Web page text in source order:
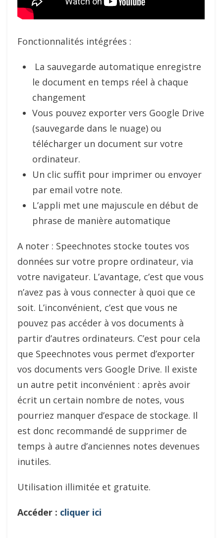
Fonctionnalités intégrées :
La sauvegarde automatique enregistre
le document en temps réel à chaque
changement
Vous pouvez exporter vers Google Drive
(sauvegarde dans le nuage) ou
télécharger un document sur votre
ordinateur.
Un clic suffit pour imprimer ou envoyer
par email votre note.
L’appli met une majuscule en début de
phrase de manière automatique
A noter : Speechnotes stocke toutes vos
données sur votre propre ordinateur, via
votre navigateur. L’avantage, c’est que vous
n’avez pas à vous connecter à quoi que ce
soit. L’inconvénient, c’est que vous ne
pouvez pas accéder à vos documents à
partir d’autres ordinateurs. C’est pour cela
que Speechnotes vous permet d’exporter
vos documents vers Google Drive. Il existe
un autre petit inconvénient : après avoir
écrit un certain nombre de notes, vous
pourriez manquer d’espace de stockage. Il
est donc recommandé de supprimer de
temps à autre d’anciennes notes devenues
inutiles.
Utilisation illimitée et gratuite.
Accéder : cliquer ici